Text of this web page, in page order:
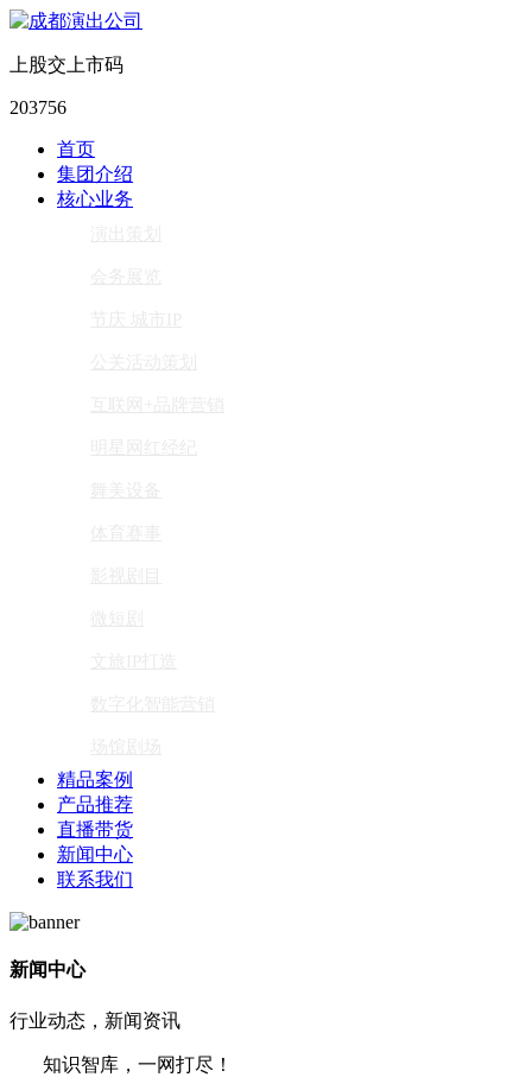
上股交上市码
203756
首页
集团介绍
核心业务
精品案例
产品推荐
直播带货
新闻中心
联系我们
新闻中心
行业动态，新闻资讯
知识智库，一网打尽！